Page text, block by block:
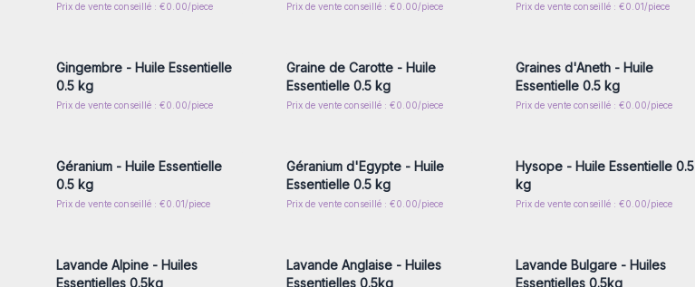
Prix de vente conseillé : €0.00/piece Prix de vente conseillé : €0.00/piece Prix de vente conseillé : €0.01/piece
Connectez-vous ou inscrivez-
Gingembre - Huile Essentielle
0.5 kg
Prix de vente conseillé : €0.00/piece
Connectez-vous ou inscrivez-
Graine de Carotte - Huile
Essentielle 0.5 kg
Prix de vente conseillé : €0.00/piece
Connectez-vous ou inscrivez-
Graines d'Aneth - Huile
Essentielle 0.5 kg
Prix de vente conseillé : €0.00/piece
Connectez-vous ou inscrivez-
Géranium - Huile Essentielle
0.5 kg
Prix de vente conseillé : €0.01/piece
Connectez-vous ou inscrivez-
Géranium d'Egypte - Huile
Essentielle 0.5 kg
Prix de vente conseillé : €0.00/piece
Connectez-vous ou inscrivez-
Hysope - Huile Essentielle 0.5
kg
Prix de vente conseillé : €0.00/piece
Connectez-vous ou inscrivez-
Lavande Alpine - Huiles
Essentielles 0.5kg
Connectez-vous ou inscrivez-
Lavande Anglaise - Huiles
Essentielles 0.5kg
Connectez-vous ou inscrivez-
Lavande Bulgare - Huiles
Essentielles 0.5kg